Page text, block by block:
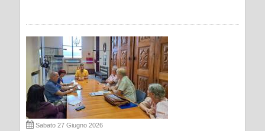
Sabato 27 Giugno 2026